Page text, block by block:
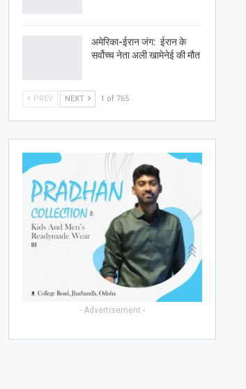
अमेरिका-ईरान जंग: ईरान के
सर्वोच्च नेता अली खामेनेई की मौत
PREV NEXT 1 of 765
- Advertisement -